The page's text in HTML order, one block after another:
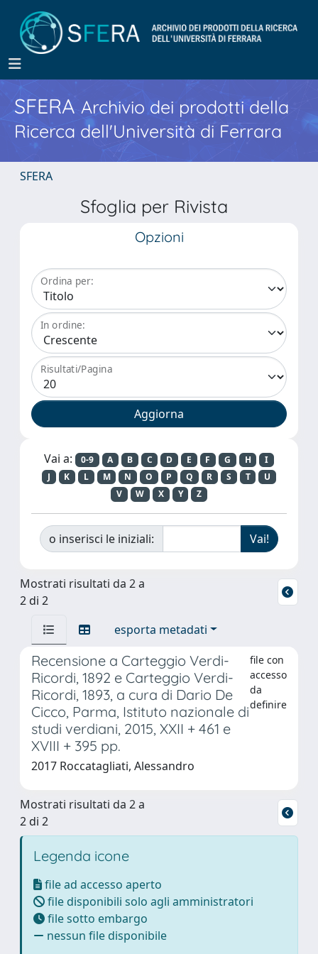
SFERA Archivio dei prodotti della
Ricerca dell'Università di Ferrara
SFERA
Sfoglia per Rivista
Opzioni
Ordina per:
In ordine:
Risultati/Pagina
Vai a: 0-9 A B C D E F G H
I
J
K L M N O P Q R S T
U
V
W X Y Z
o inserisci le iniziali:
Mostrati risultati da 2 a
2 di 2
esporta metadati
Recensione a Carteggio Verdi-
Ricordi, 1892 e Carteggio Verdi-
Ricordi, 1893, a cura di Dario De
Cicco, Parma, Istituto nazionale di
studi verdiani, 2015, XXII + 461 e
XVIII + 395 pp.
file con
accesso
da
definire
2017 Roccatagliati, Alessandro
Mostrati risultati da 2 a
2 di 2
Legenda icone
file ad accesso aperto
file disponibili solo agli amministratori
file sotto embargo
nessun file disponibile